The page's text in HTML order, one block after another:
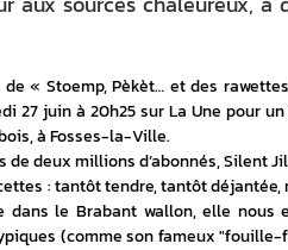
« Stoemp, Pèkèt… et des
27 juin à 20h25 sur La Une pour
à Fosses-la-Ville.
deux millions d’abonnés, Silent
: tantôt tendre, tantôt
dans le Brabant wallon, elle nous
(comme son fameux